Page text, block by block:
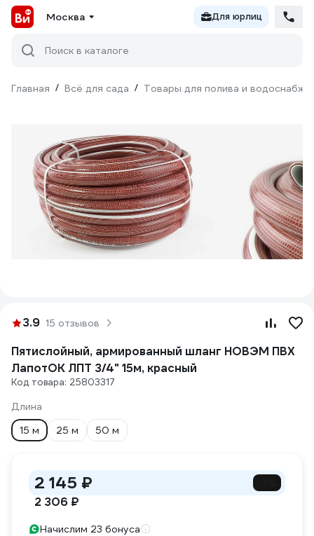
Москва Для юрлиц
Поиск в каталоге
Главная / Всё для сада / Товары для полива и
3.9 15 отзывов
Пятислойный, армированный шланг НОВЭМ ПВХ
ЛапотОК ЛПТ 3/4" 15м, красный
Код товара: 25803317
Длина
15 м
25 м 50 м
2 145 ₽
2 306 ₽
Начислим 23 бонуса